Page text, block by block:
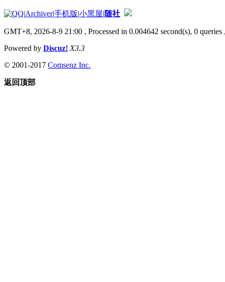
|Archiver|手机版|小黑屋|随社
GMT+8, 2026-8-9 21:00 , Processed in 0.004642 second(s), 0
Powered by Discuz! X3.3
© 2001-2017 Comsenz Inc.
返回顶部